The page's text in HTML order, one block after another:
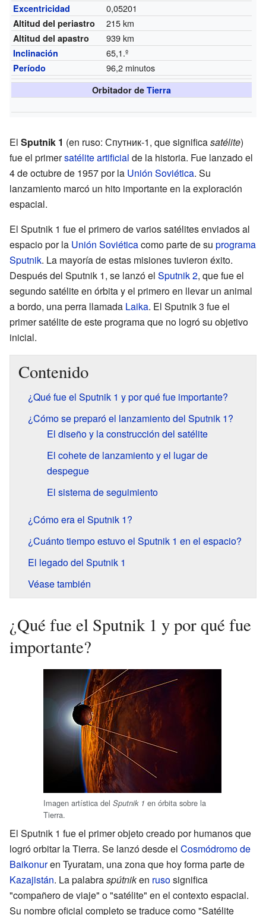
Excentricidad 0,05201
Altitud del periastro 215 km
Altitud del apastro 939 km
Inclinación 65,1.º
Período 96,2 minutos
Orbitador deTierra
El Sputnik 1 (en ruso: Спутник-1, que significasatélite)
fue el primersatélite artificial de la historia. Fue lanzado el
4 de octubre de 1957 por la Unión Soviética. Su
lanzamiento marcó un hito importante en la exploración
espacial.
El Sputnik 1 fue el primero de varios satélites enviados al
espacio por la Unión Soviéticacomo parte de su programa
Sputnik. La mayoría de estas misiones tuvieron éxito.
Después del Sputnik 1, se lanzó el Sputnik 2, que fue el
segundo satélite en órbita y el primero en llevar un animal
a bordo, una perra llamada Laika. El Sputnik 3 fue el
primer satélite de este programa que no logró su objetivo
inicial.
Contenido
¿Qué fue el Sputnik 1 y por qué fue importante?
¿Cómo se preparó el lanzamiento del Sputnik 1?
El diseño y la construcción del satélite
El cohete de lanzamiento y el lugar de
despegue
El sistema de seguimiento
¿Cómo era el Sputnik 1?
¿Cuánto tiempo estuvo el Sputnik 1 en el espacio?
El legado del Sputnik 1
Véase también
¿Qué fue el Sputnik 1 y por qué fue
importante?
Imagen artística del Sputnik 1 en órbita sobre la
Tierra.
El Sputnik 1 fue el primer objeto creado por humanos que
logró orbitar la Tierra. Se lanzó desde el Cosmódromo de
Baikonuren Tyuratam, una zona que hoy forma parte de
Kazajistán. La palabraspútniken rusosignifica
"compañero de viaje" o "satélite" en el contexto espacial.
Su nombre oficial completo se traduce como "Satélite